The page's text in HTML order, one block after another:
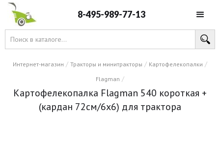
8-495-989-77-13
Интернет-магазин / Тракторы и минитракторы / Картофелекопалки /
Flagman /
Картофелекопалка Flagman 540 короткая +
(кардан 72см/6х6) для трактора